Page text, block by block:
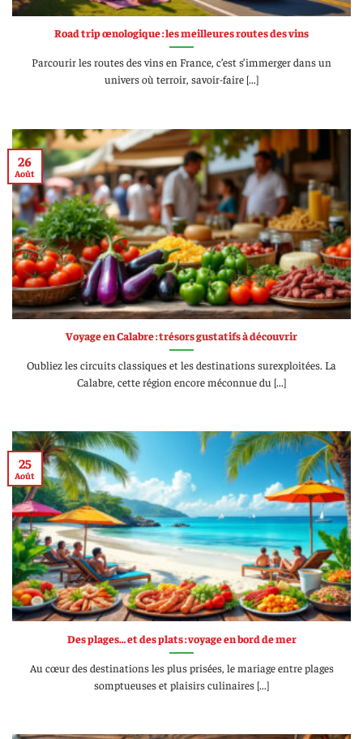
Road trip œnologique : les meilleures routes des vins
Parcourir les routes des vins en France, c’est s’immerger dans un
univers où terroir, savoir-faire [...]
Voyage en Calabre : trésors gustatifs à découvrir
Oubliez les circuits classiques et les destinations surexploitées. La
Calabre, cette région encore méconnue du [...]
26
Août
Des plages… et des plats : voyage en bord de mer
Au cœur des destinations les plus prisées, le mariage entre plages
somptueuses et plaisirs culinaires [...]
25
Août